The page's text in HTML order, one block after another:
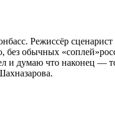
Режиссёр
без обычных
и думаю что наконец —